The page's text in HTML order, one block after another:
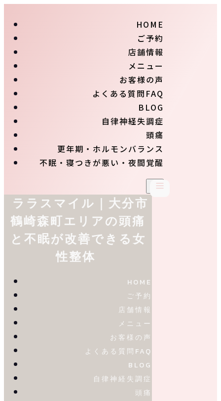
HOME
ご予約
店舗情報
メニュー
お客様の声
よくある質問FAQ
BLOG
自律神経失調症
頭痛
更年期・ホルモンバランス
不眠・寝つきが悪い・夜間覚醒
ララスマイル｜大分市
鶴崎森町エリアの頭痛
と不眠が改善できる女
性整体
HOME
ご予約
店舗情報
メニュー
お客様の声
よくある質問FAQ
BLOG
自律神経失調症
頭痛